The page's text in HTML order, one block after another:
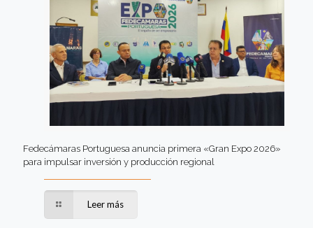
Fedecámaras Portuguesa anuncia primera «Gran Expo 2026»
para impulsar inversión y producción regional
Leer más